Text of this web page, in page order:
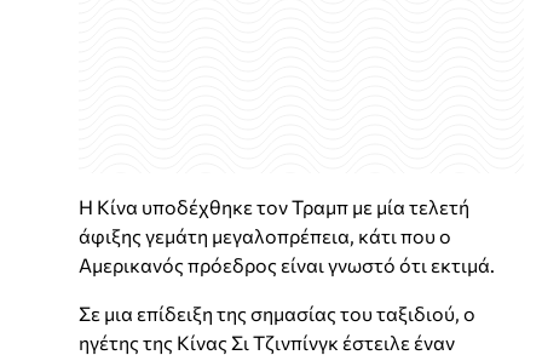
Η Κίνα υποδέχθηκε τον Τραμπ με μία τελετή
άφιξης γεμάτη μεγαλοπρέπεια, κάτι που ο
Αμερικανός πρόεδρος είναι γνωστό ότι εκτιμά.
Σε μια επίδειξη της σημασίας του ταξιδιού, ο
ηγέτης της Κίνας Σι Τζινπίνγκ έστειλε έναν